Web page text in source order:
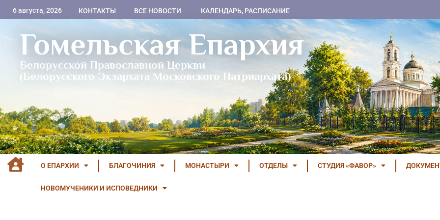
6 августа, 2026 КОНТАКТЫ ВСЕ НОВОСТИ КАЛЕНДАРЬ, РАСПИСАНИЕ
Гомельская Епархия
Белорусской Православной Церкви
(Белорусского Экзархата Московского Патриархата)
О ЕПАРХИИ БЛАГОЧИНИЯ МОНАСТЫРИ ОТДЕЛЫ СТУДИЯ «ФАВОР»
НОВОМУЧЕНИКИ И ИСПОВЕДНИКИ